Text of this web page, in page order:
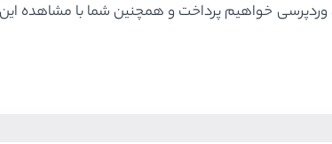
خواهیم پرداخت و همچنین شما با مشاهده